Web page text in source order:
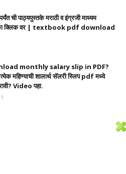
ची पाठ्यपुस्तके मराठी व इंग्रजी माध्यम
क्लिक वर | textbook pdf download
monthly salary slip in PDF?
महिण्याची शालार्थ सॅलरी स्लिप pdf मध्ये
Video पहा.